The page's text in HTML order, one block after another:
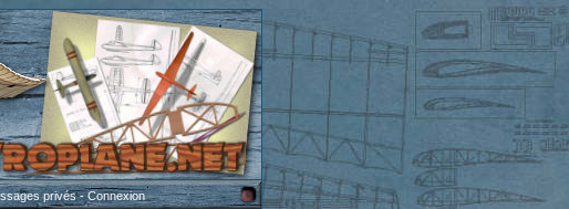
privés-Connexion